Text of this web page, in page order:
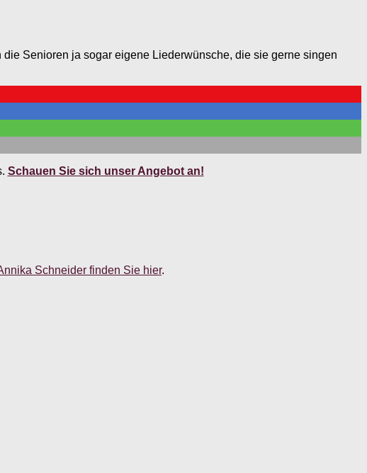
Senioren ja sogar eigene Liederwünsche, die sie gerne singen
Schauen Sie sich unser Angebot an!
Schneider finden Sie hier.